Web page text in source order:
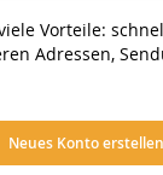
Vorteile:
Adressen,
Neues Konto erstellen